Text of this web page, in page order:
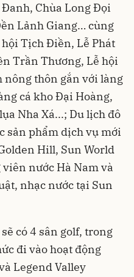
Đanh, Chùa Long Đọi
Lảnh Giang… cùng
hội Tịch Điền, Lễ Phát
Trần Thương, Lễ hội
nông thôn gắn với làng
cá kho Đại Hoàng,
Nha Xá...; Du lịch đô
sản phẩm dịch vụ mới
Hill, Sun World
nước Hà Nam và
nhạc nước tại Sun
có 4 sân golf, trong
đi vào hoạt động
Legend Valley